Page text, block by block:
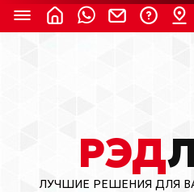
Бесплатно
(4212) 658-
РЭД
ЛУЧШИЕ РЕШЕНИЯ ДЛЯ